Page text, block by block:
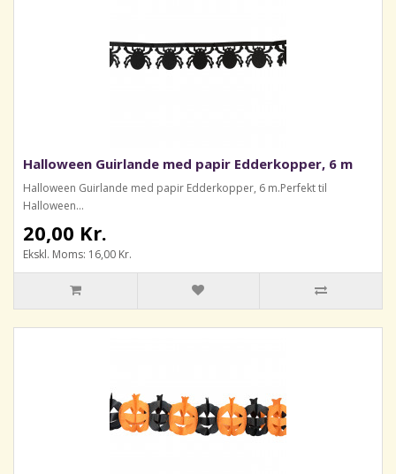
Halloween Guirlande med papir Edderkopper, 6 m
Halloween Guirlande med papir Edderkopper, 6 m.Perfekt til
Halloween...
20,00 Kr.
Ekskl. Moms: 16,00 Kr.